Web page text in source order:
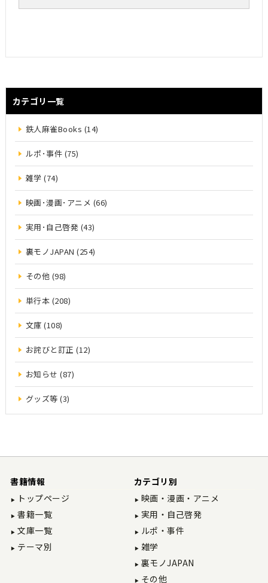
カテゴリ一覧
鉄人麻雀Books (14)
ルポ･事件 (75)
雑学 (74)
映画･漫画･アニメ (66)
実用･自己啓発 (43)
裏モノJAPAN (254)
その他 (98)
単行本 (208)
文庫 (108)
お詫びと訂正 (12)
お知らせ (87)
グッズ等 (3)
書籍情報
トップページ
書籍一覧
文庫一覧
テーマ別
カテゴリ別
映画・漫画・アニメ
実用・自己啓発
ルポ・事件
雑学
裏モノJAPAN
その他